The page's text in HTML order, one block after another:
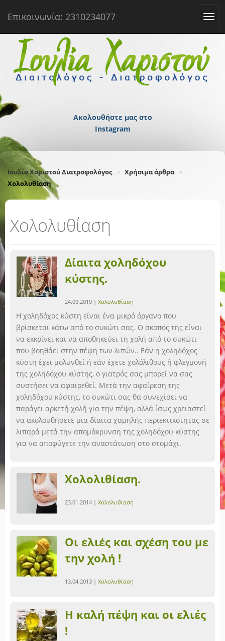
Επικοινωνία: 2310234077
Ακολουθήστε μας στο
Instagram
Ιουλία Χαριστού Διατροφολόγος
Χρήσιμα άρθρα
Χολολυθίαση
Χολολυθίαση
Δίαιτα χοληδόχου
κύστης.
24.09.2019 | Χολολυθίαση
Η χοληδόχος κύστη είναι ένα μικρό όργανο που
βρίσκεται κάτω από το συκώτι σας. Ο σκοπός της είναι
να εκκρίνει και να αποθηκεύει τη χολή από το συκώτι
που βοηθάει στην πέψη των λιπών.. Εάν η χοληδόχος
κύστη έχει μολυνθεί ή εάν έχετε χολόλιθους ή φλεγμονή
της χοληδόχου κύστης, ο γιατρός σας μπορεί να σας
συστήσει να αφαιρεθεί. Μετά την αφαίρεση της
χοληδόχου κύστης, το συκώτι σας θα συνεχίσει να
παράγει αρκετή χολή για την πέψη, αλλά ίσως χρειαστεί
να ακολουθήσετε μια δίαιτα χαμηλής περιεκτικότητας σε
λιπαρά μετά την απομάκρυνση της χοληδόχου κύστης
για να αποφύγετε την αναστάτωση στο στομάχι.
Χολολιθίαση.
23.01.2014 | Χολολυθίαση
Οι ελιές και σχέση του με
την χολή !
13.04.2013 | Χολολυθίαση
Η καλή πέψη και οι ελιές
!